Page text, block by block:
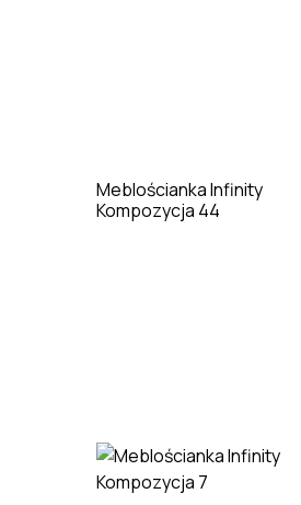
Meblościanka Infinity
Kompozycja 44